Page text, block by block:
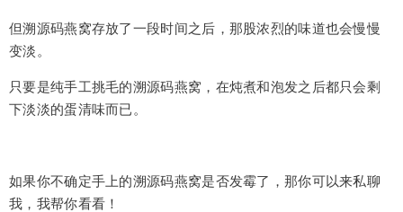
但溯源码燕窝存放了一段时间之后，那股浓烈的味道也会慢慢
变淡。
只要是纯手工挑毛的溯源码燕窝，在炖煮和泡发之后都只会剩
下淡淡的蛋清味而已。
如果你不确定手上的溯源码燕窝是否发霉了，那你可以来私聊
我，我帮你看看！